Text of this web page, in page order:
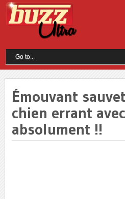
Émouvant
chien errant
absolument !!